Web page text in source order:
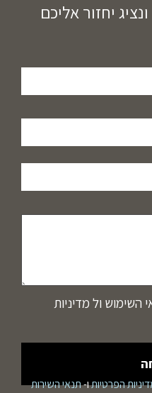
יחזור אליכם
השימוש ול מדיניות
הפרטיותו-תנאי השירות